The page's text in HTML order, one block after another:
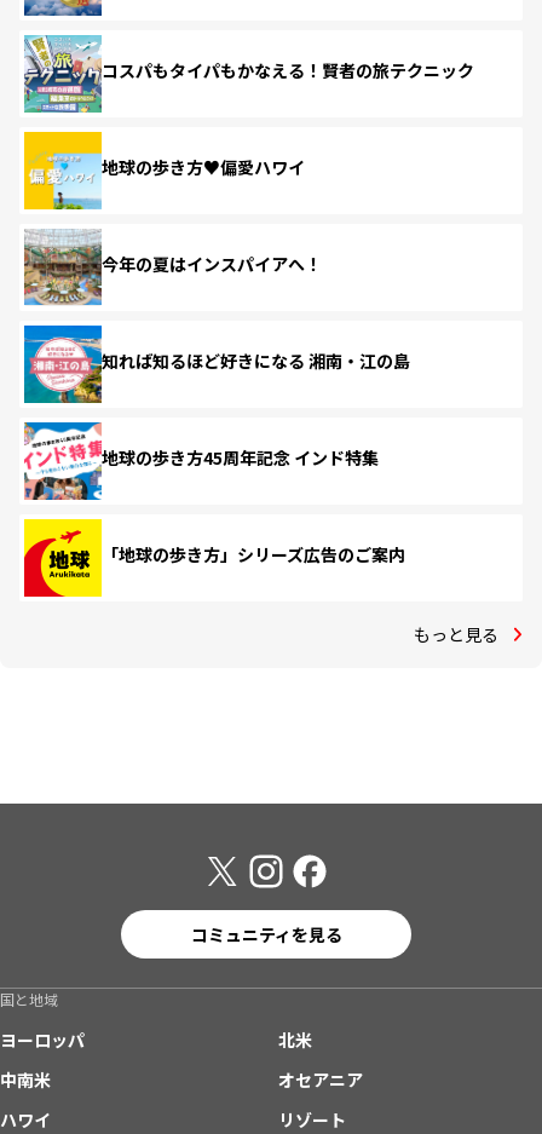
コスパもタイパもかなえる！賢者の旅テクニック
地球の歩き方♥偏愛ハワイ
今年の夏はインスパイアへ！
知れば知るほど好きになる 湘南・江の島
地球の歩き方45周年記念 インド特集
「地球の歩き方」シリーズ広告のご案内
もっと見る
コミュニティを見る
国と地域
ヨーロッパ
北米
中南米
オセアニア
ハワイ
リゾート